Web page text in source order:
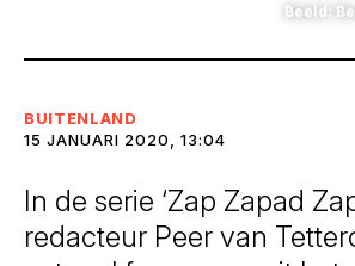
Beeld:
BUITENLAND
15 JANUARI 2020, 13:04
In de serie ‘Zap Zapad
redacteur Peer van